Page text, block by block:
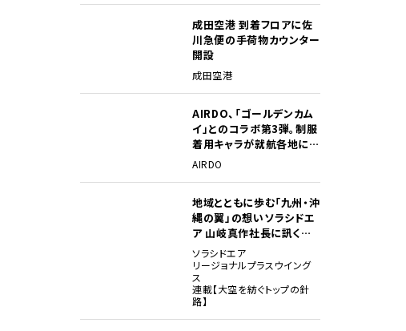
成田空港 到着フロアに佐
川急便の手荷物カウンター
開設
成田空港
AIRDO、「ゴールデンカム
イ」とのコラボ第3弾。制服
着用キャラが就航各地に登
場
AIRDO
地域とともに歩む「九州・沖
縄の翼」の想い――ソラシドエ
ア 山岐真作社長に訊く就
任1年の手応え
ソラシドエア
リージョナルプラスウイング
ス
連載【大空を紡ぐトップの針
路】